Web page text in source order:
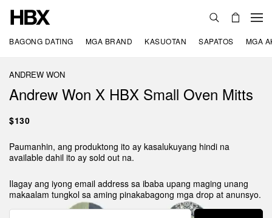
BAGONG DATING MGA BRAND KASUOTAN SAPATOS MGA
ANDREW WON
Andrew Won X HBX Small Oven Mitts
$130
Paumanhin, ang produktong ito ay kasalukuyang hindi na
available dahil ito ay sold out na.
Ilagay ang iyong email address sa ibaba upang maging unang
makaalam tungkol sa aming pinakabagong mga drop at anunsyo.